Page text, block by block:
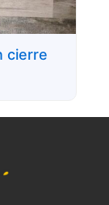
cierre